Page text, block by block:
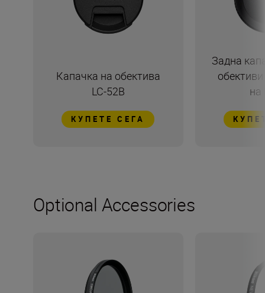
Капачка на обектива
LC-52B
КУПЕТЕ СЕГА
Задна
на
Optional Accessories